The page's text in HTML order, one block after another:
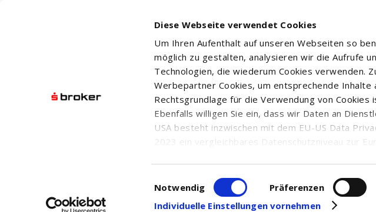
Diese Webseite verwendet Cookies
Um Ihren Aufenthalt auf unseren Webseiten so
möglich zu gestalten, analysieren wir die Aufrufe
Technologien, die wiederum Cookies verwenden.
Werbepartner Cookies, um entsprechende Inhalte
Rechtsgrundlage für die Verwendung von Cookies
Ebenfalls willigen Sie ein, dass wir Daten an
USA besteht inzwischen mit dem EU-US Data
2023 ein vergleichbares Datenschutzniveau zur
in den USA, finden Sie auf unserer Seite zum
Einwilligung auch jederzeit widerrufen oder
Einwilligungsauswahl
Notwendig Präferenzen
Individuelle Einstellungen vornehmen